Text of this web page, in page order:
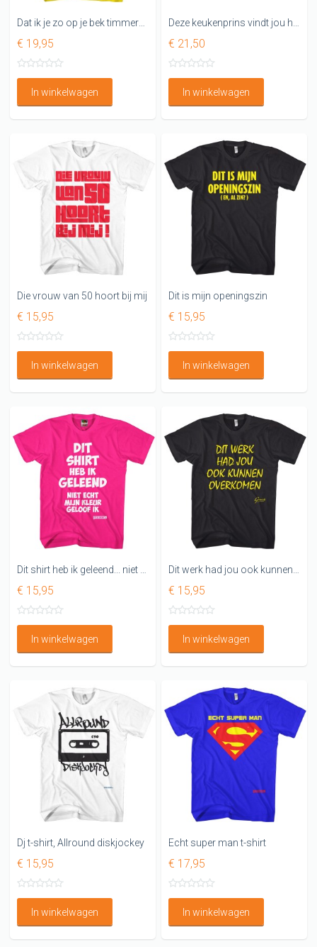
Dat ik je zo op je bek timmerman Shirt
€ 19,95
In winkelwagen
Deze keukenprins vindt jou heerlijk Keukenschort
€ 21,50
In winkelwagen
Die vrouw van 50 hoort bij mij
€ 15,95
In winkelwagen
Dit is mijn openingszin
€ 15,95
In winkelwagen
€ 15,95
In winkelwagen
€ 15,95
In winkelwagen
Dj t-shirt, Allround diskjockey
€ 15,95
In winkelwagen
Echt super man t-shirt
€ 17,95
In winkelwagen